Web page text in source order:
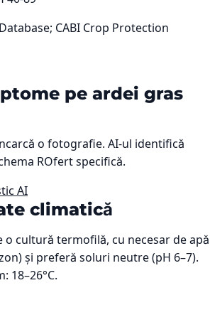
CABI Crop Protection
pe ardei gras
o fotografie. AI-ul identifică
ROfert specifică.
AI
climatică
o cultură termofilă, cu necesar de apă
și preferă soluri neutre (pH 6–7).
18–26°C.